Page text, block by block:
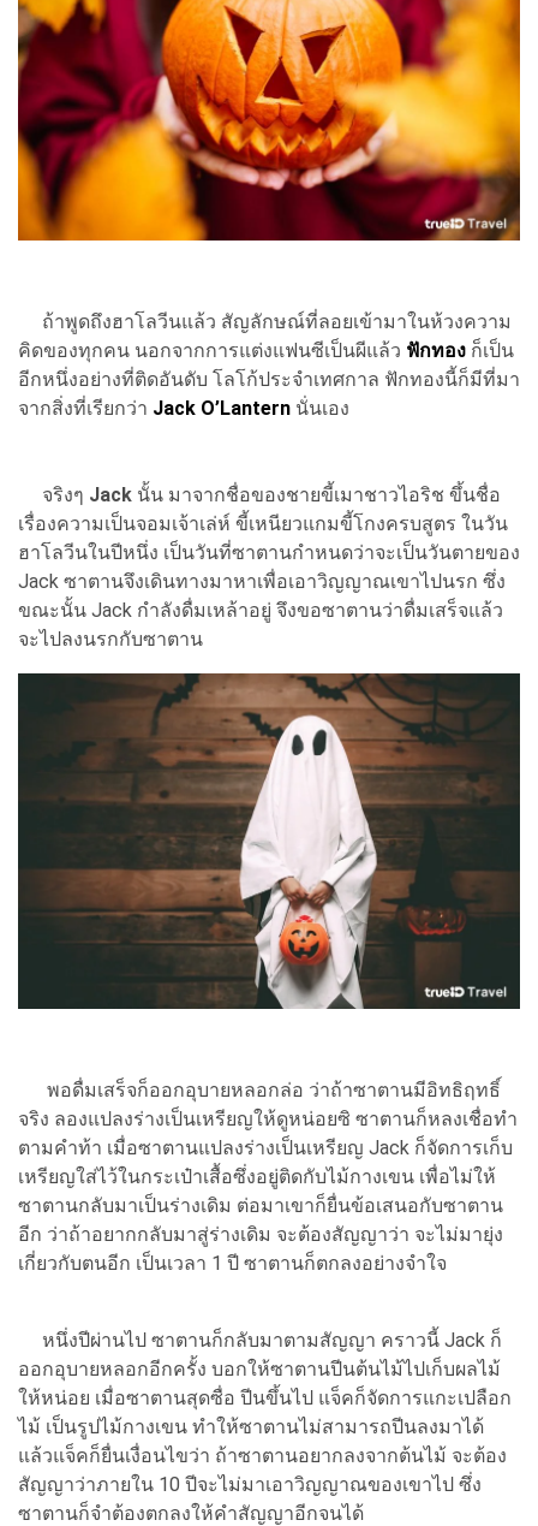
ถ้าพูดถึงฮาโลวีนแล้ว สัญลักษณ์ที่ลอยเข้ามาในห้วงความ
คิดของทุกคน นอกจากการแต่งแฟนซีเป็นผีแล้ว ฟักทอง ก็เป็น
อีกหนึ่งอย่างที่ติดอันดับ โลโก้ประจำเทศกาล ฟักทองนี้ก็มีที่มา
จากสิ่งที่เรียกว่า Jack O’Lantern นั่นเอง
จริงๆ Jack นั้น มาจากชื่อของชายขี้เมาชาวไอริช ขึ้นชื่อ
เรื่องความเป็นจอมเจ้าเล่ห์ ขี้เหนียวแกมขี้โกงครบสูตร ในวัน
ฮาโลวีนในปีหนึ่ง เป็นวันที่ซาตานกำหนดว่าจะเป็นวันตายของ
Jack ซาตานจึงเดินทางมาหาเพื่อเอาวิญญาณเขาไปนรก ซึ่ง
ขณะนั้น Jack กำลังดื่มเหล้าอยู่ จึงขอซาตานว่าดื่มเสร็จแล้ว
จะไปลงนรกกับซาตาน
พอดื่มเสร็จก็ออกอุบายหลอกล่อ ว่าถ้าซาตานมีอิทธิฤทธิ์
จริง ลองแปลงร่างเป็นเหรียญให้ดูหน่อยซิ ซาตานก็หลงเชื่อทำ
ตามคำท้า เมื่อซาตานแปลงร่างเป็นเหรียญ Jack ก็จัดการเก็บ
เหรียญใส่ไว้ในกระเป๋าเสื้อซึ่งอยู่ติดกับไม้กางเขน เพื่อไม่ให้
ซาตานกลับมาเป็นร่างเดิม ต่อมาเขาก็ยื่นข้อเสนอกับซาตาน
อีก ว่าถ้าอยากกลับมาสู่ร่างเดิม จะต้องสัญญาว่า จะไม่มายุ่ง
เกี่ยวกับตนอีก เป็นเวลา 1 ปี ซาตานก็ตกลงอย่างจำใจ
หนึ่งปีผ่านไป ซาตานก็กลับมาตามสัญญา คราวนี้ Jack ก็
ออกอุบายหลอกอีกครั้ง บอกให้ซาตานปีนต้นไม้ไปเก็บผลไม้
ให้หน่อย เมื่อซาตานสุดซื่อ ปีนขึ้นไป แจ็คก็จัดการแกะเปลือก
ไม้ เป็นรูปไม้กางเขน ทำให้ซาตานไม่สามารถปีนลงมาได้
แล้วแจ็คก็ยื่นเงื่อนไขว่า ถ้าซาตานอยากลงจากต้นไม้ จะต้อง
สัญญาว่าภายใน 10 ปีจะไม่มาเอาวิญญาณของเขาไป ซึ่ง
ซาตานก็จำต้องตกลงให้คำสัญญาอีกจนได้